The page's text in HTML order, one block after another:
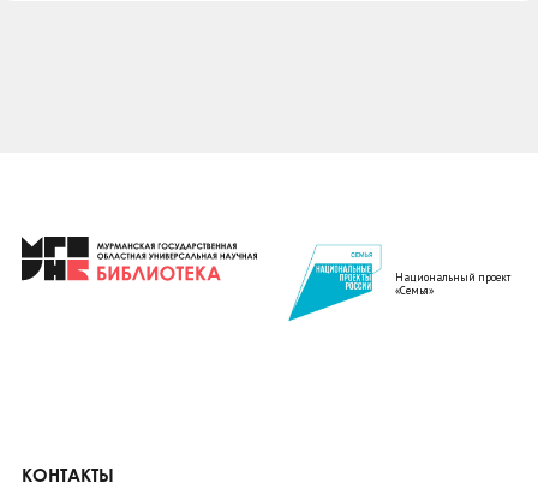
Национальный проект
«Семья»
КОНТАКТЫ